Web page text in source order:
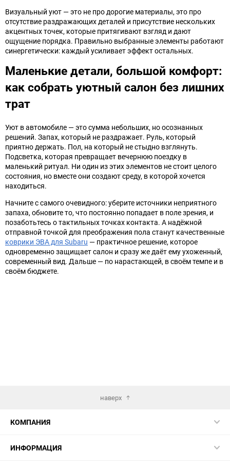
Визуальный уют — это не про дорогие материалы, это про
отсутствие раздражающих деталей и присутствие нескольких
акцентных точек, которые притягивают взгляд и дают
ощущение порядка. Правильно выбранные элементы работают
синергетически: каждый усиливает эффект остальных.
Маленькие детали, большой комфорт:
как собрать уютный салон без лишних
трат
Уют в автомобиле — это сумма небольших, но осознанных
решений. Запах, который не раздражает. Руль, который
приятно держать. Пол, на который не стыдно взглянуть.
Подсветка, которая превращает вечернюю поездку в
маленький ритуал. Ни один из этих элементов не стоит целого
состояния, но вместе они создают среду, в которой хочется
находиться.
Начните с самого очевидного: уберите источники неприятного
запаха, обновите то, что постоянно попадает в поле зрения, и
позаботьтесь о тактильных точках контакта. А надёжной
отправной точкой для преображения пола станут качественные
коврики ЭВА для Subaru — практичное решение, которое
одновременно защищает салон и сразу же даёт ему ухоженный,
современный вид. Дальше — по нарастающей, в своём темпе и в
своём бюджете.
наверх
КОМПАНИЯ
ИНФОРМАЦИЯ